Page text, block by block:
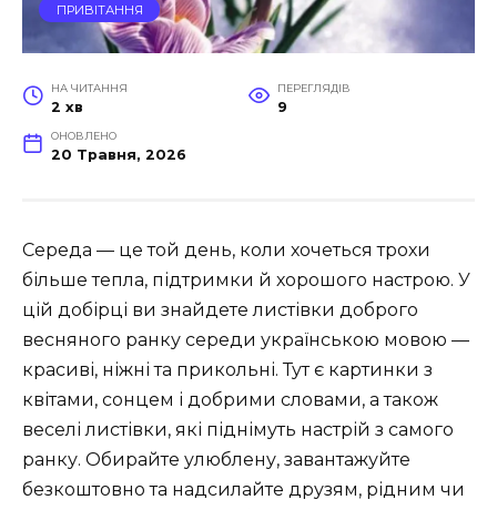
ПРИВІТАННЯ
НА ЧИТАННЯ
2 хв
ПЕРЕГЛЯДІВ
9
ОНОВЛЕНО
20 Травня, 2026
Середа — це той день, коли хочеться трохи
більше тепла, підтримки й хорошого настрою. У
цій добірці ви знайдете листівки доброго
весняного ранку середи українською мовою —
красиві, ніжні та прикольні. Тут є картинки з
квітами, сонцем і добрими словами, а також
веселі листівки, які піднімуть настрій з самого
ранку. Обирайте улюблену, завантажуйте
безкоштовно та надсилайте друзям, рідним чи